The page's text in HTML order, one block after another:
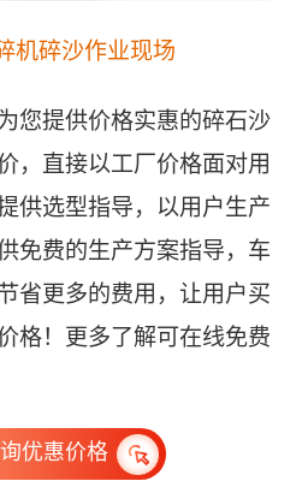
机碎沙作业现场
您提供价格实惠的碎石沙
，直接以工厂价格面对用
供选型指导，以用户生产
免费的生产方案指导，车
省更多的费用，让用户买
格！更多了解可在线免费
优惠价格